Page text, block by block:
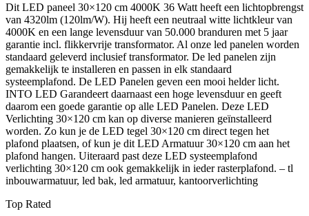
Dit LED paneel 30×120 cm 4000K 36 Watt heeft een lichtopbrengst
van 4320lm (120lm/W). Hij heeft een neutraal witte lichtkleur van
4000K en een lange levensduur van 50.000 branduren met 5 jaar
garantie incl. flikkervrije transformator. Al onze led panelen worden
standaard geleverd inclusief transformator. De led panelen zijn
gemakkelijk te installeren en passen in elk standaard
systeemplafond. De LED Panelen geven een mooi helder licht.
INTO LED Garandeert daarnaast een hoge levensduur en geeft
daarom een goede garantie op alle LED Panelen. Deze LED
Verlichting 30×120 cm kan op diverse manieren geïnstalleerd
worden. Zo kun je de LED tegel 30×120 cm direct tegen het
plafond plaatsen, of kun je dit LED Armatuur 30×120 cm aan het
plafond hangen. Uiteraard past deze LED systeemplafond
verlichting 30×120 cm ook gemakkelijk in ieder rasterplafond. – tl
inbouwarmatuur, led bak, led armatuur, kantoorverlichting
Top Rated